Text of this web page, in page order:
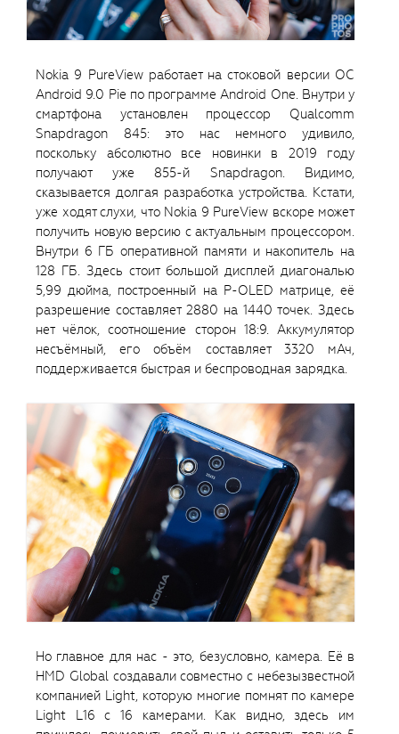
Nokia 9 PureView работает на стоковой версии ОС
Android 9.0 Pie по программе Android One. Внутри у
смартфона установлен процессор Qualcomm
Snapdragon 845: это нас немного удивило,
поскольку абсолютно все новинки в 2019 году
получают уже 855-й Snapdragon. Видимо,
сказывается долгая разработка устройства. Кстати,
уже ходят слухи, что Nokia 9 PureView вскоре может
получить новую версию с актуальным процессором.
Внутри 6 ГБ оперативной памяти и накопитель на
128 ГБ. Здесь стоит большой дисплей диагональю
5,99 дюйма, построенный на P-OLED матрице, её
разрешение составляет 2880 на 1440 точек. Здесь
нет чёлок, соотношение сторон 18:9. Аккумулятор
несъёмный, его объём составляет 3320 мАч,
поддерживается быстрая и беспроводная зарядка.
Но главное для нас - это, безусловно, камера. Её в
HMD Global создавали совместно с небезызвестной
компанией Light, которую многие помнят по камере
Light L16 с 16 камерами. Как видно, здесь им